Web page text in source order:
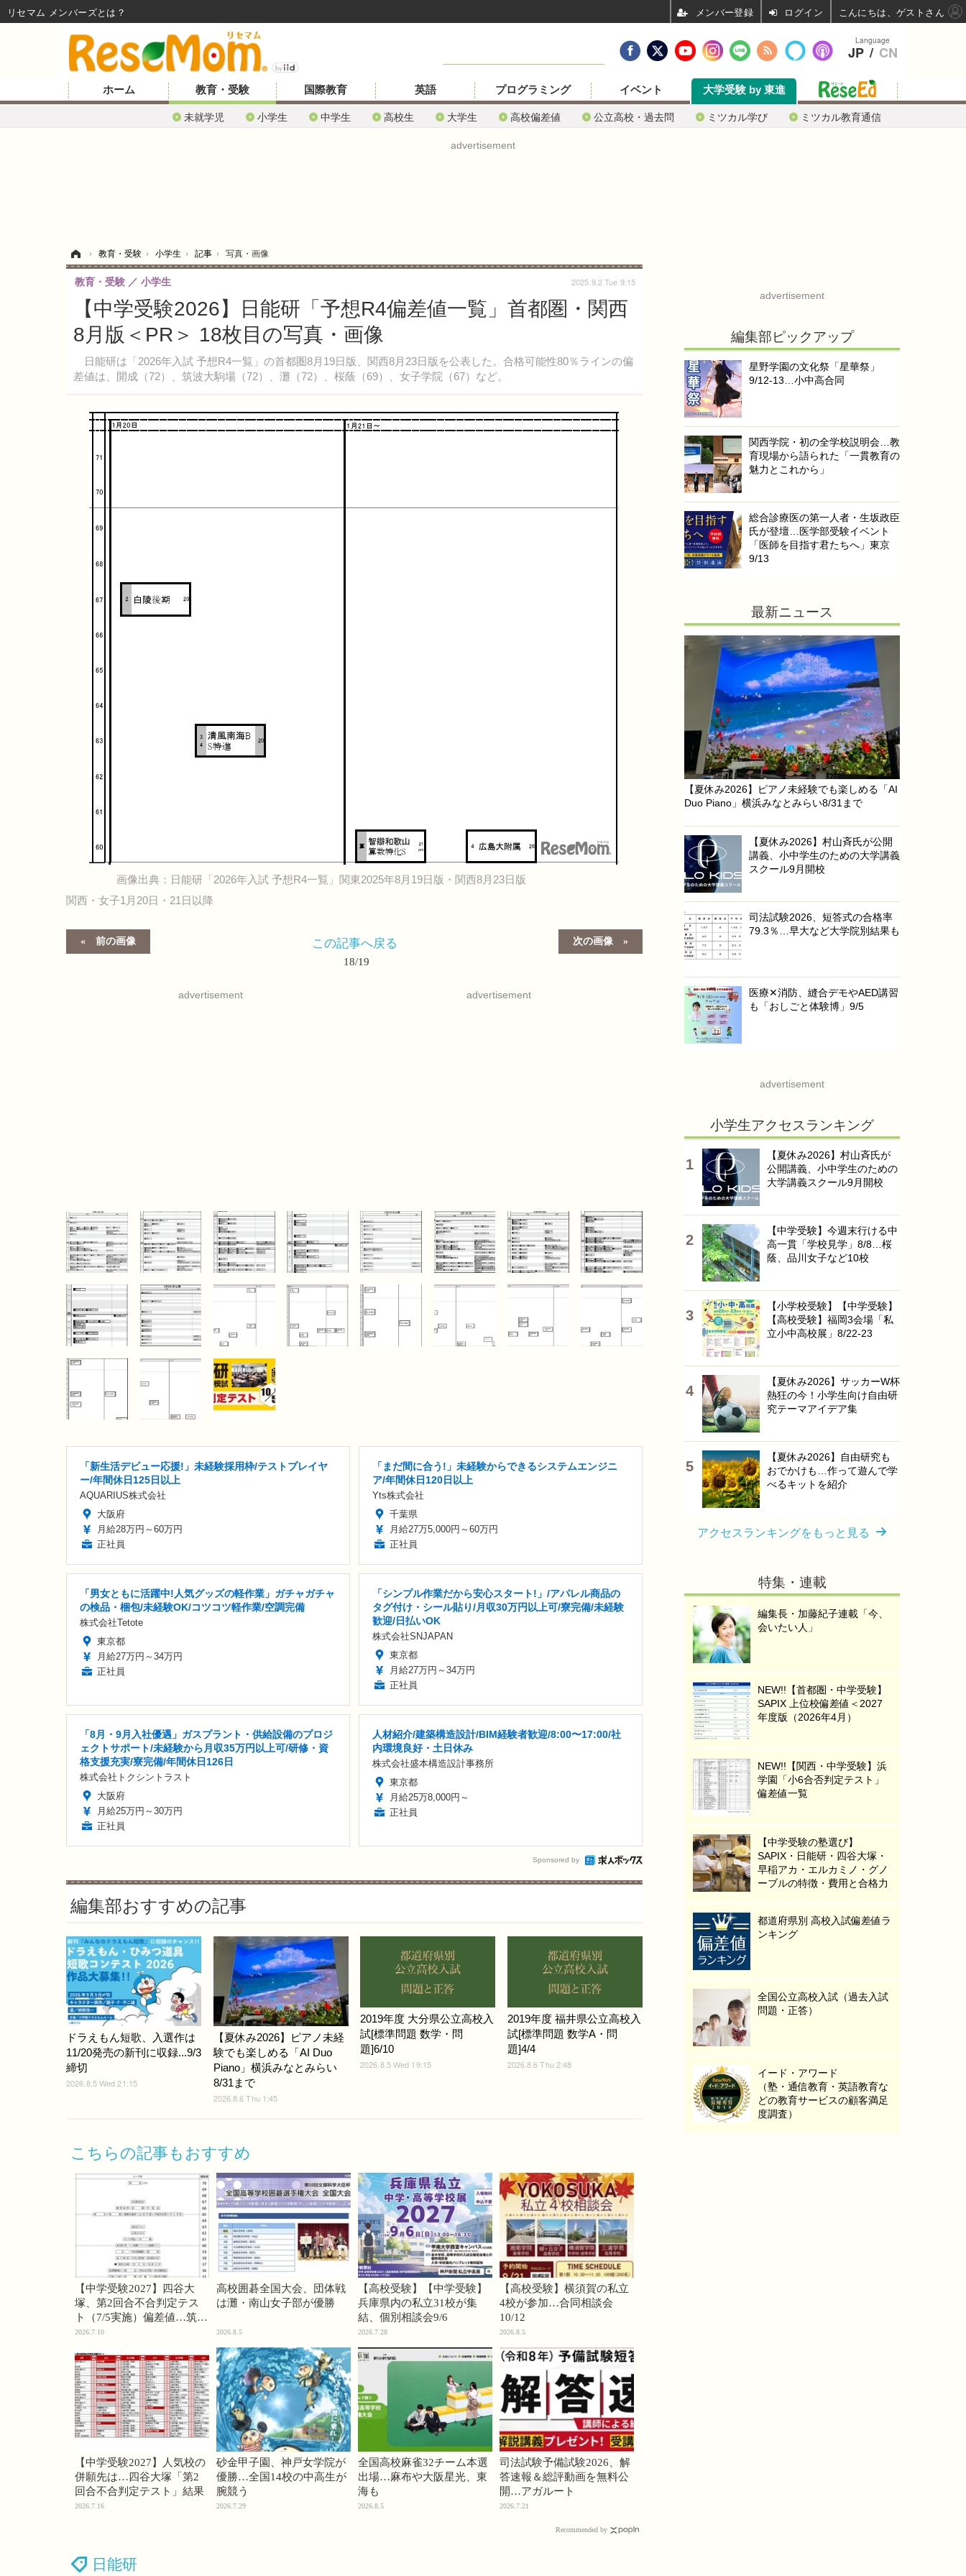
ホーム 教育・受験
未就学児 小学生 中学生 高校生 大学生 高校偏差値 公立高校・過去問 ミツカル学び ミツカル教育通信
国際教育 英語 プログラミング イベント 大学受験 by 東進
advertisement
› 教育・受験 › 小学生 › 記事 › 写真・画像
【中学受験2026】日能研「予想R4偏差値一覧」首都圏・関西
8月版＜PR＞ 18枚目の写真・画像
日能研は「2026年入試 予想R4一覧」の首都圏8月19日版、関西8月23日版を公表した。合格可能性80％ラインの偏
差値は、開成（72）、筑波大駒場（72）、灘（72）、桜蔭（69）、女子学院（67）など。
教育・受験 小学生 2025.9.2 Tue 9:15
画像出典：日能研「2026年入試 予想R4一覧」関東2025年8月19日版・関西8月23日版
関西・女子1月20日・21日以降
前の画像 次の画像
この記事へ戻る
18/19
advertisement advertisement
「新生活デビュー応援!」未経験採用枠/テストプレイヤ
ー/年間休日125日以上
AQUARIUS株式会社
大阪府
月給28万円～60万円
正社員
「まだ間に合う!」未経験からできるシステムエンジニ
ア/年間休日120日以上
Yts株式会社
千葉県
月給27万5,000円～60万円
正社員
「男女ともに活躍中!人気グッズの軽作業」ガチャガチャ
の検品・梱包/未経験OK/コツコツ軽作業/空調完備
株式会社Tetote
東京都
月給27万円～34万円
正社員
「シンプル作業だから安心スタート!」/アパレル商品の
タグ付け・シール貼り/月収30万円以上可/寮完備/未経験
歓迎/日払いOK
株式会社SNJAPAN
東京都
月給27万円～34万円
正社員
「8月・9月入社優遇」ガスプラント・供給設備のプロジ
ェクトサポート/未経験から月収35万円以上可/研修・資
格支援充実/寮完備/年間休日126日
株式会社トクシントラスト
大阪府
月給25万円～30万円
正社員
人材紹介/建築構造設計/BIM経験者歓迎/8:00〜17:00/社
内環境良好・土日休み
株式会社盛本構造設計事務所
東京都
月給25万8,000円～
正社員
Sponsored by
編集部おすすめの記事
ドラえもん短歌、入選作は
11/20発売の新刊に収録...9/3
締切
2026.8.5 Wed 21:15
【夏休み2026】ピアノ未経
験でも楽しめる「AI Duo
Piano」横浜みなとみらい
8/31まで
2026.8.6 Thu 1:45
2019年度 大分県公立高校入
試[標準問題 数学・問
題]6/10
2026.8.5 Wed 19:15
2019年度 福井県公立高校入
試[標準問題 数学A・問
題]4/4
2026.8.6 Thu 2:48
こちらの記事もおすすめ
【中学受験2027】四谷大
塚、第2回合不合判定テス
ト（7/5実施）偏差値…筑駒
74・桜蔭70＜PR＞
2026.7.10
高校囲碁全国大会、団体戦
は灘・南山女子部が優勝
2026.8.5
【高校受験】【中学受験】
兵庫県内の私立31校が集
結、個別相談会9/6
2026.7.28
【高校受験】横須賀の私立
4校が参加…合同相談会
10/12
2026.8.5
【中学受験2027】人気校の
併願先は…四谷大塚「第2
回合不合判定テスト」結果
2026.7.16
砂金甲子園、神戸女学院が
優勝…全国14校の中高生が
腕競う
2026.7.29
全国高校麻雀32チーム本選
出場…麻布や大阪星光、東
海も
2026.8.5
司法試験予備試験2026、解
答速報＆総評動画を無料公
開…アガルート
2026.7.21
Recommended by
日能研
advertisement
編集部ピックアップ
星野学園の文化祭「星華祭」
9/12-13…小中高合同
関西学院・初の全学校説明会…教
育現場から語られた「一貫教育の
魅力とこれから」
総合診療医の第一人者・生坂政臣
氏が登壇…医学部受験イベント
「医師を目指す君たちへ」東京
9/13
最新ニュース
【夏休み2026】ピアノ未経験でも楽しめる「AI
Duo Piano」横浜みなとみらい8/31まで
【夏休み2026】村山斉氏が公開
講義、小中学生のための大学講義
スクール9月開校
司法試験2026、短答式の合格率
79.3％…早大など大学院別結果も
医療✕消防、縫合デモやAED講習
も「おしごと体験博」9/5
advertisement
小学生アクセスランキング
【夏休み2026】村山斉氏が
公開講義、小中学生のための
大学講義スクール9月開校
【中学受験】今週末行ける中
高一貫「学校見学」8/8…桜
蔭、品川女子など10校
【小学校受験】【中学受験】
【高校受験】福岡3会場「私
立小中高校展」8/22-23
【夏休み2026】サッカーW杯
熱狂の今！小学生向け自由研
究テーマアイデア集
【夏休み2026】自由研究も
おでかけも…作って遊んで学
べるキットを紹介
アクセスランキングをもっと見る
特集・連載
編集長・加藤紀子連載「今、
会いたい人」
NEW!!【首都圏・中学受験】
SAPIX 上位校偏差値＜2027
年度版（2026年4月）
NEW!!【関西・中学受験】浜
学園「小6合否判定テスト」
偏差値一覧
【中学受験の塾選び】
SAPIX・日能研・四谷大塚・
早稲アカ・エルカミノ・グノ
ーブルの特徴・費用と合格力
都道府県別 高校入試偏差値ラ
ンキング
全国公立高校入試（過去入試
問題・正答）
イード・アワード
（塾・通信教育・英語教育な
どの教育サービスの顧客満足
度調査）
Language
JP / CN
リセマム メンバーズ ログイン こんにちは、ゲストさん